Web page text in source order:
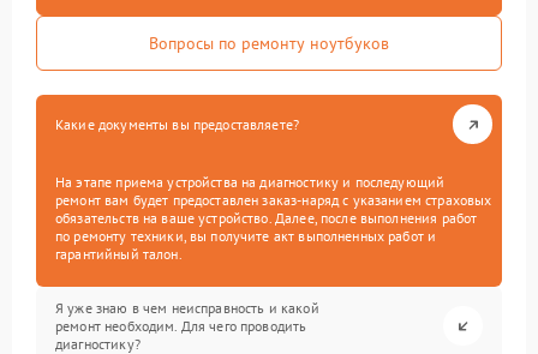
Вопросы по ремонту ноутбуков
Какие документы вы предоставляете?
На этапе приема устройства на диагностику и последующий
ремонт вам будет предоставлен заказ-наряд с указанием страховых
обязательств на ваше устройство. Далее, после выполнения работ
по ремонту техники, вы получите акт выполненных работ и
гарантийный талон.
Я уже знаю в чем неисправность и какой
ремонт необходим. Для чего проводить
диагностику?